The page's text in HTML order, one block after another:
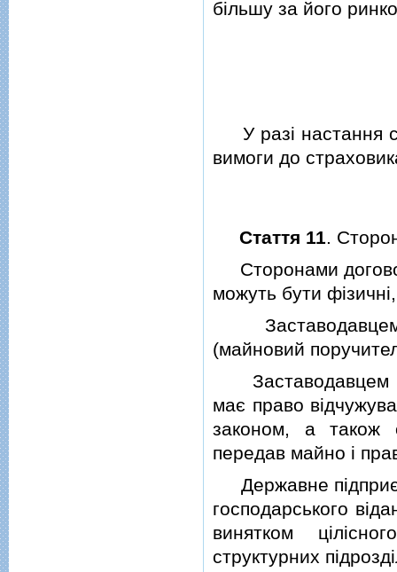
бiльшу за його
У разi настання
вимоги до
Стаття 11.
Сторонами
можуть бути
Заставодавцем
(майновий
Заставодавцем
має право
законом, а також
передав майно i
Державне
господарського
винятком
структурних